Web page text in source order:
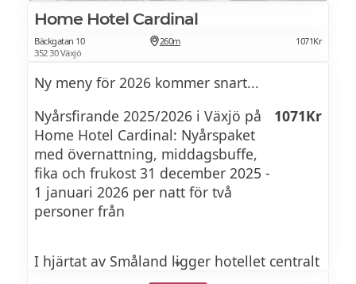
gröna bönor
DESSERT
MÖRK CHOKLAD & HALLONMOUSSE
Mörk choklad & hallonmousse m. vit
chokladcrisp & mandelbiskvi
hummerkött, rotfrukter, kuvertbröd
jordärtskockspuré, portvinssås
CHOKLADBAVAROISE
gräddfilssorbet, hallon, pistagenötter,
Home Hotel Cardinal
Bäckgatan 10
352 30 Växjö
260m 1071Kr
Ny meny för 2026 kommer snart...
Nyårsfirande 2025/2026 i Växjö på
Home Hotel Cardinal: Nyårspaket
med övernattning, middagsbuffe,
fika och frukost 31 december 2025 -
1 januari 2026 per natt för två
personer från
1071Kr
I hjärtat av Småland ligger hotellet centralt
beläget i Växjö med domkyrkan precis runt